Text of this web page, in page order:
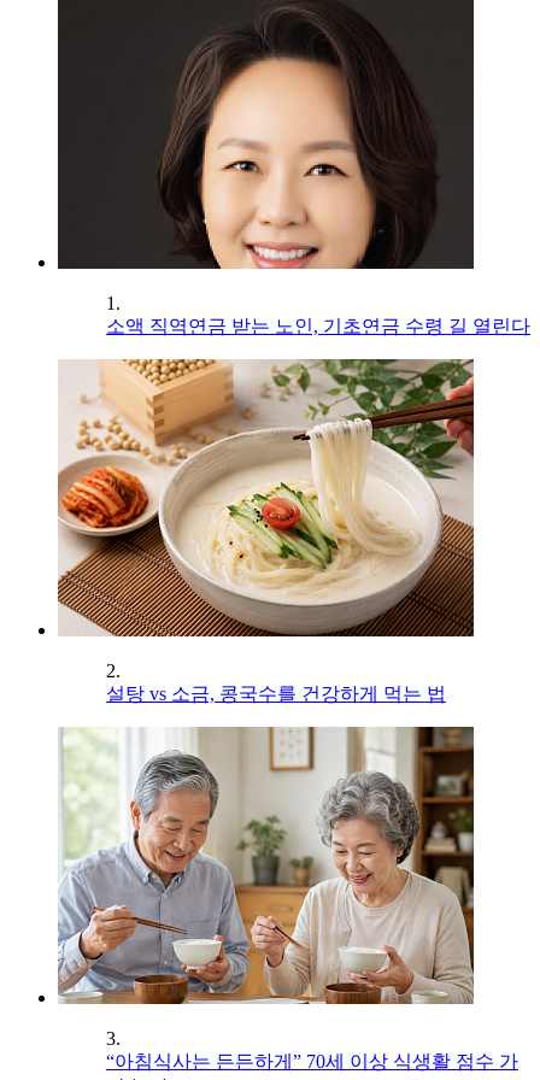
1.
소액 직역연금 받는 노인, 기초연금 수령 길 열린다
2.
설탕 vs 소금, 콩국수를 건강하게 먹는 법
3.
“아침식사는 든든하게” 70세 이상 식생활 점수 가